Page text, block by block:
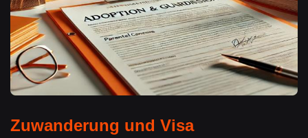
Zuwanderung und Visa